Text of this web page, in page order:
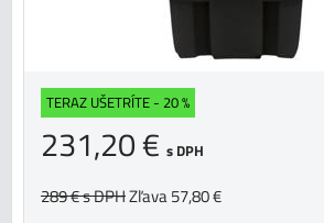
TERAZ UŠETRÍTE - 20 %
231,20 € s DPH
289 €s DPHZľava 57,80 €